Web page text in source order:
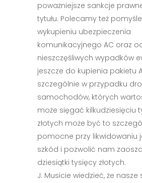
poważniejsze sankcje
tytułu. Polecamy też
wykupieniu ubezpieczenia
komunikacyjnego AC oraz
nieszczęśliwych wypadków
jeszcze do kupienia pakietu
szczególnie w przypadku
samochodów, których
może sięgać kilkudziesięciu
złotych może być to
pomocne przy likwidowaniu
szkód i pozwolić nam
dziesiątki tysięcy złotych.
J: Musicie wiedzieć, że